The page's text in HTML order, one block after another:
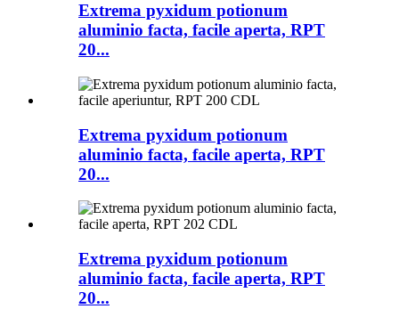
Extrema pyxidum potionum
aluminio facta, facile aperta, RPT
20...
Extrema pyxidum potionum
aluminio facta, facile aperta, RPT
20...
Extrema pyxidum potionum
aluminio facta, facile aperta, RPT
20...